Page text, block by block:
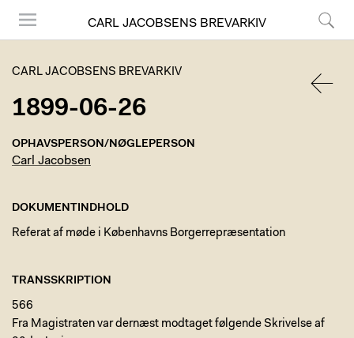
CARL JACOBSENS BREVARKIV
CARL JACOBSENS BREVARKIV
1899-06-26
OPHAVSPERSON/NØGLEPERSON
Carl Jacobsen
DOKUMENTINDHOLD
Referat af møde i Københavns Borgerrepræsentation
TRANSSKRIPTION
566
Fra Magistraten var dernæst modtaget følgende Skrivelse af